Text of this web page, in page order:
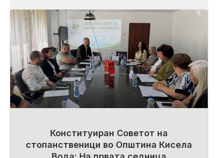
Конституиран Советот на
стопанственици во Општина Кисела